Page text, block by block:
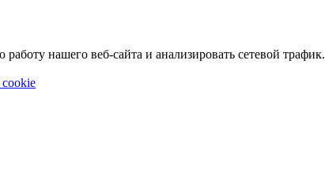
нашего веб-сайта и анализировать сетевой трафик.